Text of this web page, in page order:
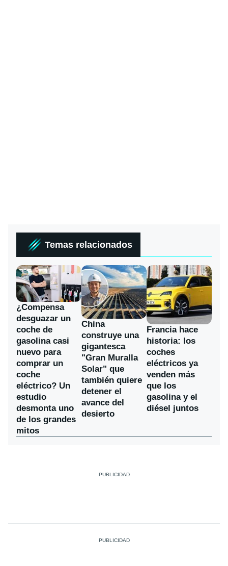
Temas relacionados
¿Compensa
desguazar un
coche de
gasolina casi
nuevo para
comprar un
coche
eléctrico? Un
estudio
desmonta uno
de los grandes
mitos
China
construye una
gigantesca
"Gran Muralla
Solar" que
también quiere
detener el
avance del
desierto
Francia hace
historia: los
coches
eléctricos ya
venden más
que los
gasolina y el
diésel juntos